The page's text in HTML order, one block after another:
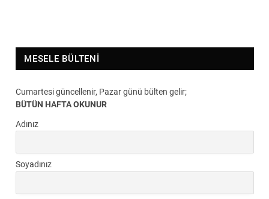
MESELE BÜLTENI
Cumartesi güncellenir, Pazar günü bülten gelir;
BÜTÜN HAFTA OKUNUR
Adınız
Soyadınız